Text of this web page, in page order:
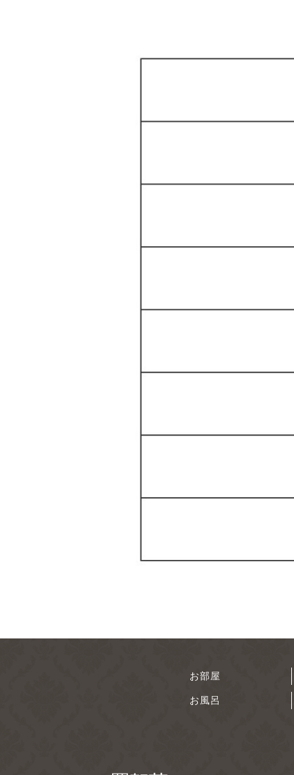
お部屋
お風呂